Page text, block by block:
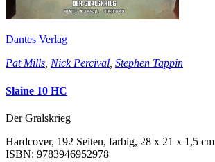
Dantes Verlag
Pat Mills, Nick Percival, Stephen Tappin
Slaine 10 HC
Der Gralskrieg
Hardcover, 192 Seiten, farbig, 28 x 21 x 1,5 cm
ISBN: 9783946952978